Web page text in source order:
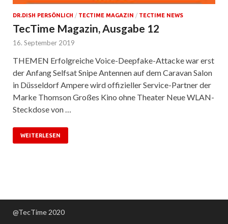
DR.DISH PERSÖNLICH / TECTIME MAGAZIN / TECTIME NEWS
TecTime Magazin, Ausgabe 12
16. September 2019
THEMEN Erfolgreiche Voice-Deepfake-Attacke war erst
der Anfang Selfsat Snipe Antennen auf dem Caravan Salon
in Düsseldorf Ampere wird offizieller Service-Partner der
Marke Thomson Großes Kino ohne Theater Neue WLAN-
Steckdose von …
WEITERLESEN
@TecTime 2020